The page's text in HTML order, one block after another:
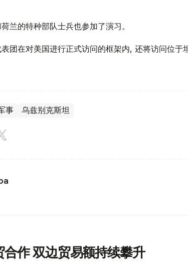
兰的特种部队士兵也参加了演习。
团在对美国进行正式访问的框架内, 还将访问位于
事 乌兹别克斯坦
作 双边贸易额持续攀升